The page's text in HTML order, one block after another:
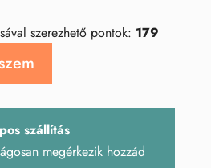
szerezhető pontok: 179
szállítás
megérkezik hozzád